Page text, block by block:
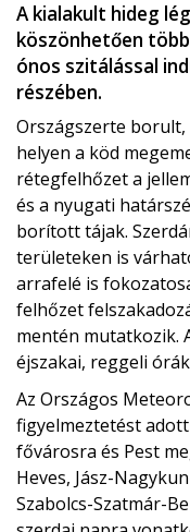
A kialakult hideg
köszönhetően
ónos szitálással
részében.
Országszerte borult,
helyen a köd
rétegfelhőzet a
és a nyugati
borított tájak.
területeken is
arrafelé is
felhőzet
mentén mutatkozik.
éjszakai, reggeli
Az Országos
figyelmeztetést
fővárosra és Pest
Heves, Jász-
Szabolcs-Szatmár-